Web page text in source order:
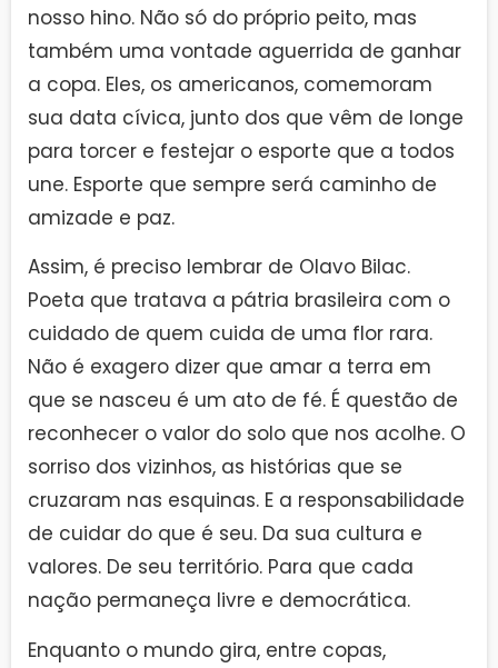
nosso hino. Não só do próprio peito, mas
também uma vontade aguerrida de ganhar
a copa. Eles, os americanos, comemoram
sua data cívica, junto dos que vêm de longe
para torcer e festejar o esporte que a todos
une. Esporte que sempre será caminho de
amizade e paz.
Assim, é preciso lembrar de Olavo Bilac.
Poeta que tratava a pátria brasileira com o
cuidado de quem cuida de uma flor rara.
Não é exagero dizer que amar a terra em
que se nasceu é um ato de fé. É questão de
reconhecer o valor do solo que nos acolhe. O
sorriso dos vizinhos, as histórias que se
cruzaram nas esquinas. E a responsabilidade
de cuidar do que é seu. Da sua cultura e
valores. De seu território. Para que cada
nação permaneça livre e democrática.
Enquanto o mundo gira, entre copas,